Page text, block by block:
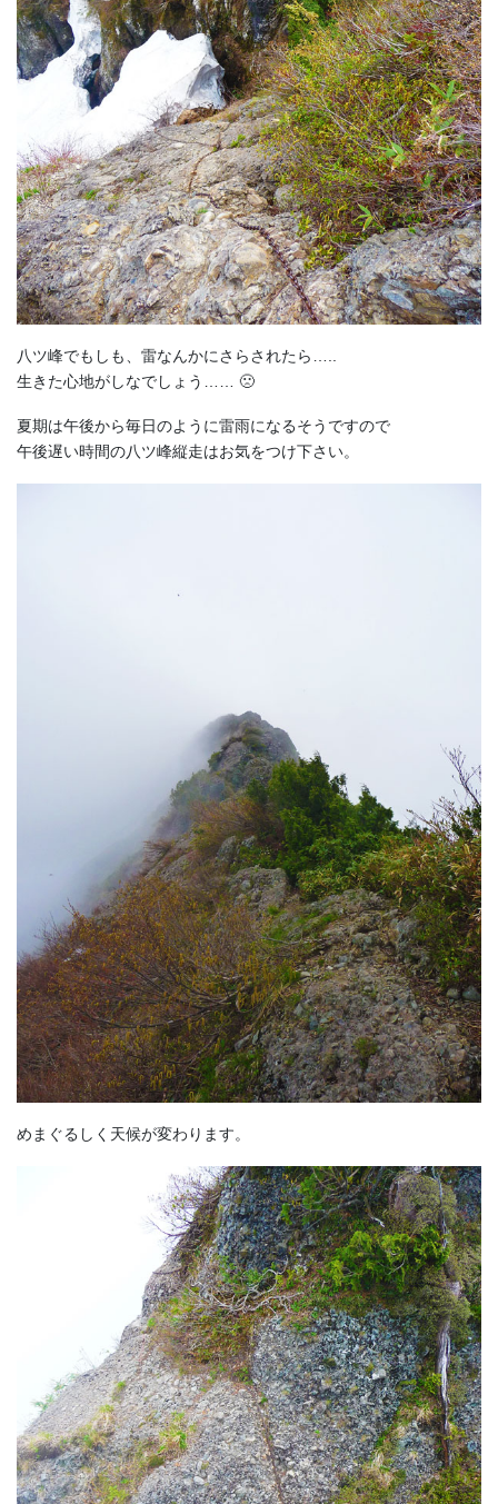
八ツ峰でもしも、雷なんかにさらされたら…..
生きた心地がしなでしょう…… 🙁
夏期は午後から毎日のように雷雨になるそうですので
午後遅い時間の八ツ峰縦走はお気をつけ下さい。
めまぐるしく天候が変わります。